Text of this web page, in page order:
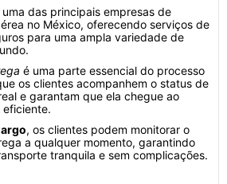
uma das principais empresas de
no México, oferecendo serviços de
para uma ampla variedade de
é uma parte essencial do processo
os clientes acompanhem o status de
e garantam que ela chegue ao
, os clientes podem monitorar o
a qualquer momento, garantindo
tranquila e sem complicações.